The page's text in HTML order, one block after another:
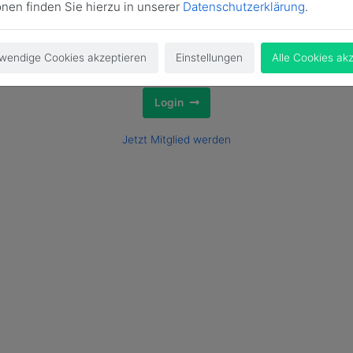
Login
Jetzt Mitglied werden
finden Sie hierzu in unserer Datenschutzerklärung.
Cookies akzeptieren Einstellungen Alle Cookies